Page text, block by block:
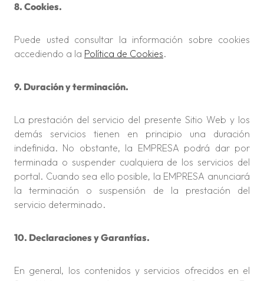
8. Cookies.
Puede usted consultar la información sobre cookies
accediendo a la Política de Cookies.
9. Duración y terminación.
La prestación del servicio del presente Sitio Web y los
demás servicios tienen en principio una duración
indefinida. No obstante, la EMPRESA podrá dar por
terminada o suspender cualquiera de los servicios del
portal. Cuando sea ello posible, la EMPRESA anunciará
la terminación o suspensión de la prestación del
servicio determinado.
10. Declaraciones y Garantías.
En general, los contenidos y servicios ofrecidos en el